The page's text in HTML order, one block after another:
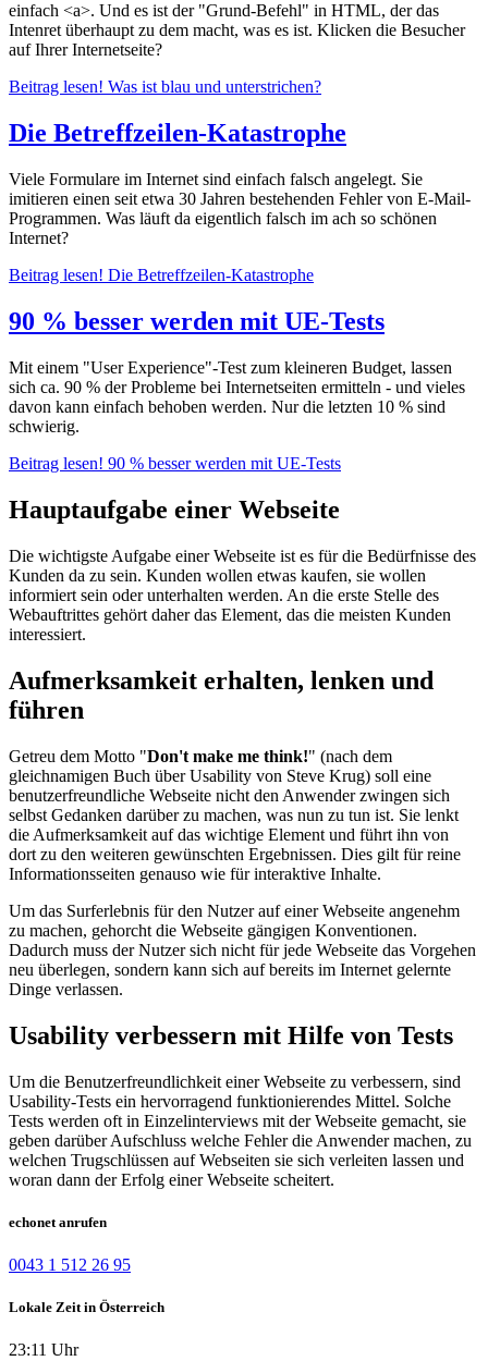
einfach <a>. Und es ist der "Grund-Befehl" in HTML, der das
Intenret überhaupt zu dem macht, was es ist. Klicken die Besucher
auf Ihrer Internetseite?
Beitrag lesen! Was ist blau und unterstrichen?
Die Betreffzeilen-Katastrophe
Viele Formulare im Internet sind einfach falsch angelegt. Sie
imitieren einen seit etwa 30 Jahren bestehenden Fehler von E-Mail-
Programmen. Was läuft da eigentlich falsch im ach so schönen
Internet?
Beitrag lesen! Die Betreffzeilen-Katastrophe
90 % besser werden mit UE-Tests
Mit einem "User Experience"-Test zum kleineren Budget, lassen
sich ca. 90 % der Probleme bei Internetseiten ermitteln - und vieles
davon kann einfach behoben werden. Nur die letzten 10 % sind
schwierig.
Beitrag lesen! 90 % besser werden mit UE-Tests
Hauptaufgabe einer Webseite
Die wichtigste Aufgabe einer Webseite ist es für die Bedürfnisse des
Kunden da zu sein. Kunden wollen etwas kaufen, sie wollen
informiert sein oder unterhalten werden. An die erste Stelle des
Webauftrittes gehört daher das Element, das die meisten Kunden
interessiert.
Aufmerksamkeit erhalten, lenken und
führen
Getreu dem Motto "Don't make me think!" (nach dem
gleichnamigen Buch über Usability von Steve Krug) soll eine
benutzerfreundliche Webseite nicht den Anwender zwingen sich
selbst Gedanken darüber zu machen, was nun zu tun ist. Sie lenkt
die Aufmerksamkeit auf das wichtige Element und führt ihn von
dort zu den weiteren gewünschten Ergebnissen. Dies gilt für reine
Informationsseiten genauso wie für interaktive Inhalte.
Um das Surferlebnis für den Nutzer auf einer Webseite angenehm
zu machen, gehorcht die Webseite gängigen Konventionen.
Dadurch muss der Nutzer sich nicht für jede Webseite das Vorgehen
neu überlegen, sondern kann sich auf bereits im Internet gelernte
Dinge verlassen.
Usability verbessern mit Hilfe von Tests
Um die Benutzerfreundlichkeit einer Webseite zu verbessern, sind
Usability-Tests ein hervorragend funktionierendes Mittel. Solche
Tests werden oft in Einzelinterviews mit der Webseite gemacht, sie
geben darüber Aufschluss welche Fehler die Anwender machen, zu
welchen Trugschlüssen auf Webseiten sie sich verleiten lassen und
woran dann der Erfolg einer Webseite scheitert.
echonet anrufen
0043 1 512 26 95
Lokale Zeit in Österreich
23:11 Uhr